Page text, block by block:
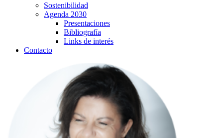
Sostenibilidad
Agenda 2030
Presentaciones
Bibliografía
Links de interés
Contacto